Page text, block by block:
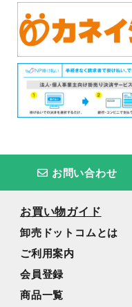
お問い合わせ
お買い物ガイド
卸売ドットコムとは
ご利用案内
会員登録
商品一覧